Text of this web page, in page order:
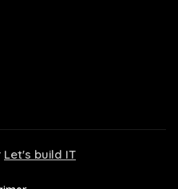
Let's build IT